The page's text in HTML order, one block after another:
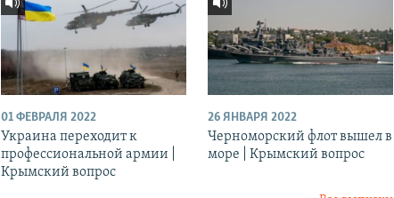
01 ФЕВРАЛЯ 2022
Украина переходит к
профессиональной армии |
Крымский вопрос
26 ЯНВАРЯ 2022
Черноморский флот вышел в
море | Крымский вопрос